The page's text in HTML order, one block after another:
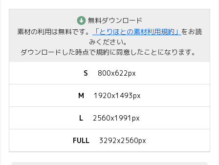
無料ダウンロード
素材の利用は無料です。
「とりほとの素材利用規約」 をお読
みください。
ダウンロードした時点で規約に同意したことになります。
S 800x622px
M 1920x1493px
L 2560x1991px
FULL 3292x2560px